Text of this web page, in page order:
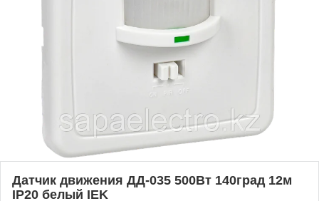
Датчик движения ДД-035 500Вт 140град 12м
IP20 белый IEK